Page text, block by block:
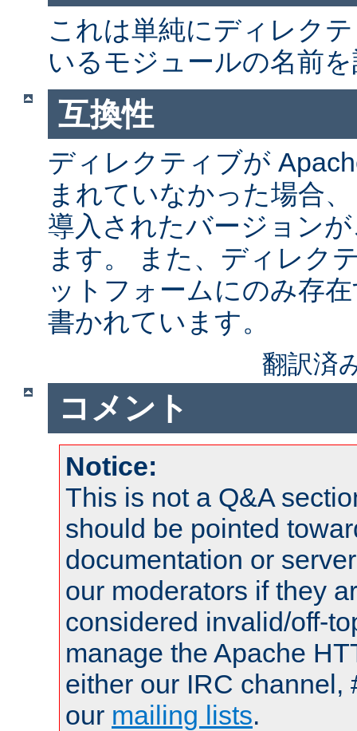
これは単純にディレク
いるモジュールの名前
互換性
ディレクティブが
まれていなかった場合
導入されたバージョン
ます。 また、ディレク
ットフォームにのみ存
書かれています。
翻訳済
コメント
Notice:
This is not a Q&A
should be pointed
documentation or
our moderators if they
considered invalid/off-
manage the Apache
either our IRC channel,
our mailing lists.